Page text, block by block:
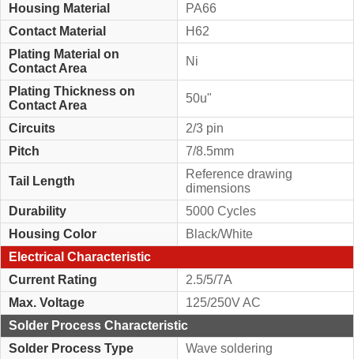
Housing Material
PA66
Contact Material
H62
Plating Material on
Contact Area
Ni
Plating Thickness on
Contact Area
50u"
Circuits
2/3 pin
Pitch
7/8.5mm
Tail Length
Reference drawing
dimensions
Durability
5000 Cycles
Housing Color
Black/White
Electrical Characteristic
Current Rating
2.5/5/7A
Max. Voltage
125/250V AC
Solder Process Characteristic
Solder Process Type
Wave soldering